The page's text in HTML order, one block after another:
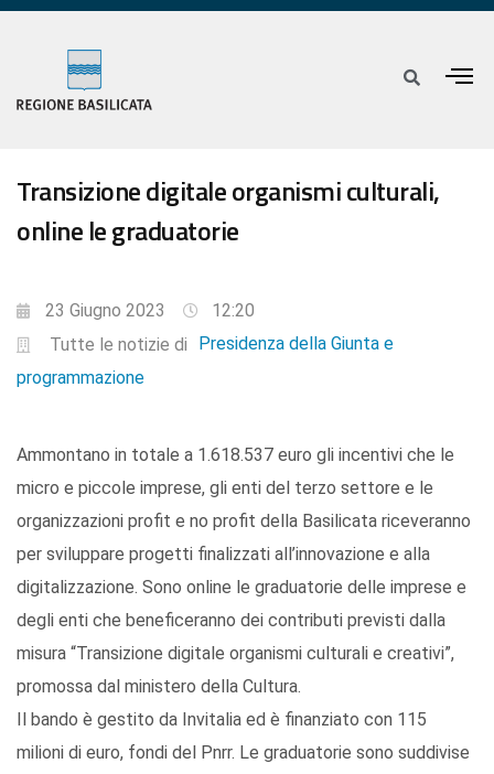
Transizione digitale organismi culturali,
online le graduatorie
23 Giugno 2023
12:20
Tutte le notizie di
Presidenza della Giunta e
programmazione
Ammontano in totale a 1.618.537 euro gli incentivi che le
micro e piccole imprese, gli enti del terzo settore e le
organizzazioni profit e no profit della Basilicata riceveranno
per sviluppare progetti finalizzati all’innovazione e alla
digitalizzazione. Sono online le graduatorie delle imprese e
degli enti che beneficeranno dei contributi previsti dalla
misura “Transizione digitale organismi culturali e creativi”,
promossa dal ministero della Cultura.
Il bando è gestito da Invitalia ed è finanziato con 115
milioni di euro, fondi del Pnrr. Le graduatorie sono suddivise